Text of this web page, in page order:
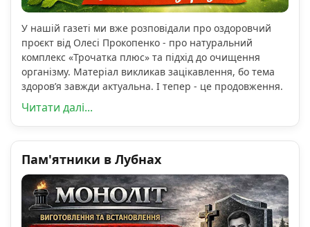
У нашій газеті ми вже розповідали про оздоровчий
проєкт від Олесі Прокопенко - про натуральний
комплекс «Трочатка плюс» та підхід до очищення
організму. Матеріал викликав зацікавлення, бо тема
здоров’я завжди актуальна. І тепер - це продовження.
Читати далі...
Пам'ятники в Лубнах